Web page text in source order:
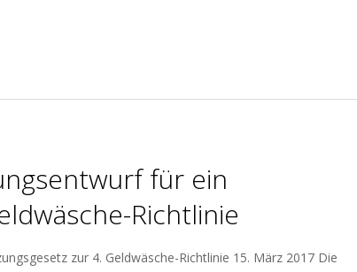
für ein
Richtlinie
zur 4. Geld­wä­sche-Richt­li­nie 15. März 2017 Die